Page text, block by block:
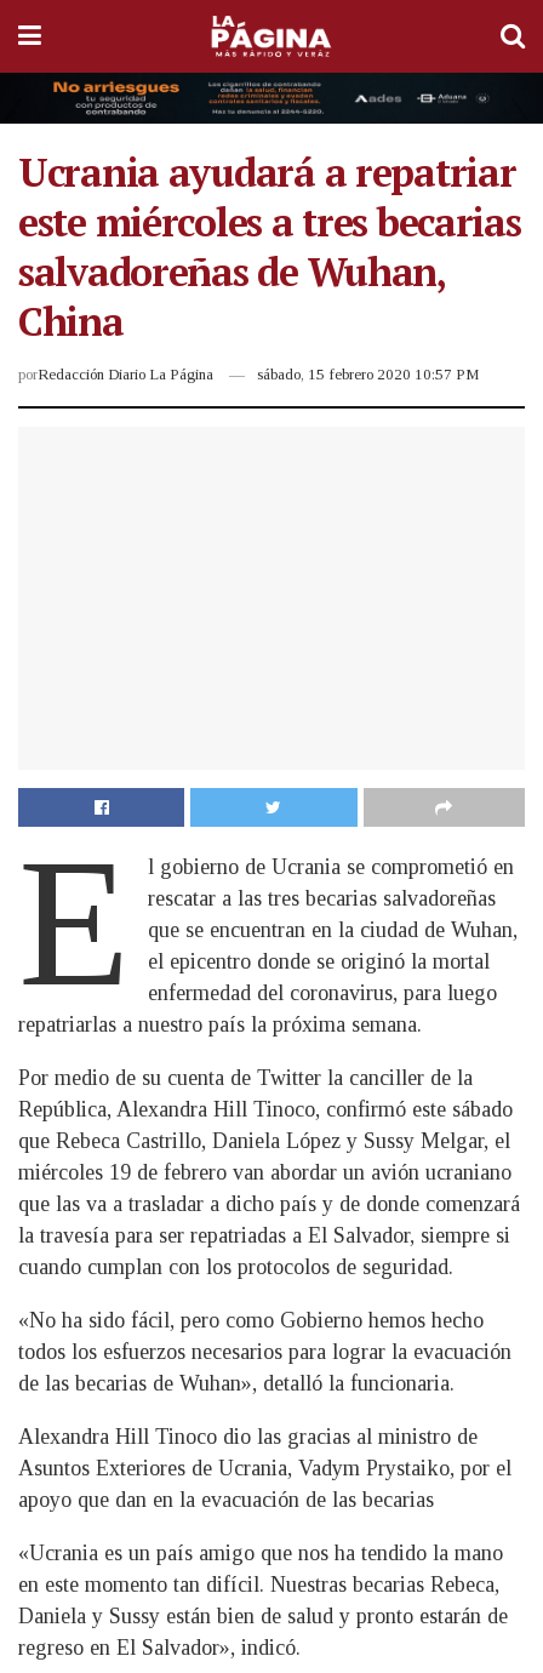
Ucrania ayudará a repatriar
este miércoles a tres becarias
salvadoreñas de Wuhan,
China
porRedacción Diario La Página sábado, 15 febrero 2020 10:57 PM
E
l gobierno de Ucrania se comprometió en
rescatar a las tres becarias salvadoreñas
que se encuentran en la ciudad de Wuhan,
el epicentro donde se originó la mortal
enfermedad del coronavirus, para luego
repatriarlas a nuestro país la próxima semana.
Por medio de su cuenta de Twitter la canciller de la
República, Alexandra Hill Tinoco, confirmó este sábado
que Rebeca Castrillo, Daniela López y Sussy Melgar, el
miércoles 19 de febrero van abordar un avión ucraniano
que las va a trasladar a dicho país y de donde comenzará
la travesía para ser repatriadas a El Salvador, siempre si
cuando cumplan con los protocolos de seguridad.
«No ha sido fácil, pero como Gobierno hemos hecho
todos los esfuerzos necesarios para lograr la evacuación
de las becarias de Wuhan», detalló la funcionaria.
Alexandra Hill Tinoco dio las gracias al ministro de
Asuntos Exteriores de Ucrania, Vadym Prystaiko, por el
apoyo que dan en la evacuación de las becarias
«Ucrania es un país amigo que nos ha tendido la mano
en este momento tan difícil. Nuestras becarias Rebeca,
Daniela y Sussy están bien de salud y pronto estarán de
regreso en El Salvador», indicó.